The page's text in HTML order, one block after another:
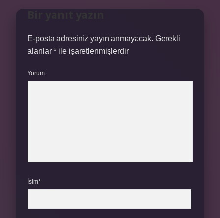
E-posta adresiniz yayınlanmayacak. Gerekli
alanlar * ile işaretlenmişlerdir
Yorum
İsim*